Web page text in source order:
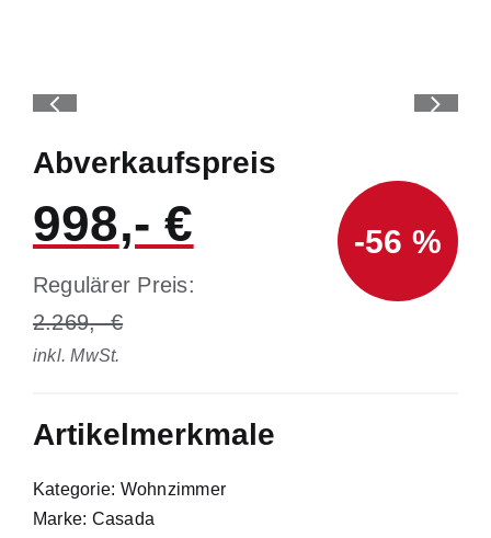
Abverkaufspreis
998
Regulärer Preis:
2.269
inkl. MwSt.
-56 %
Artikelmerkmale
Kategorie: Wohnzimmer
Marke: Casada